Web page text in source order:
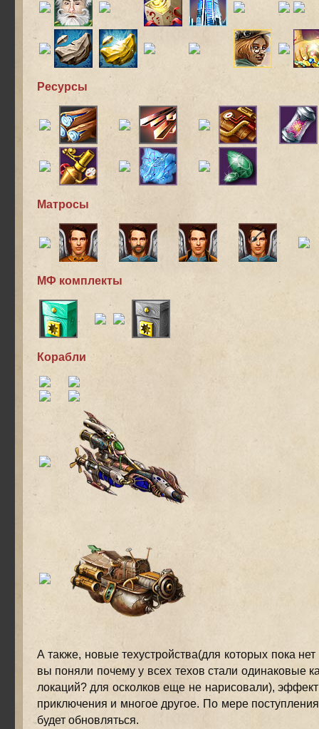
Ресурсы
Матросы
МФ комплекты
Корабли
А также, новые техустройства(для которых пока нет
вы поняли почему у всех техов стали одинаковые
локаций? для осколков еще не нарисовали),
приключения и многое другое. По мере
будет обновляться.